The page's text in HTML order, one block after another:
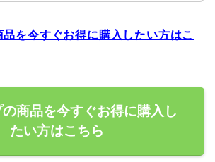
品を今すぐお得に購入したい方はこ
の商品を今すぐお得に購入し
たい方はこちら